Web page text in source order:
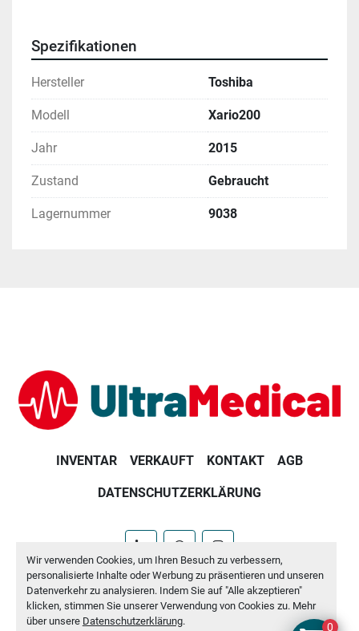
Wir verwenden Cookies, um Ihren Besuch zu verbessern,
personalisierte Inhalte oder Werbung zu präsentieren und unseren
Datenverkehr zu analysieren. Indem Sie auf "Alle akzeptieren"
klicken, stimmen Sie unserer Verwendung von Cookies zu. Mehr
über unsere Datenschutzerklärung.
Spezifikationen
Hersteller Toshiba
Modell Xario200
Jahr 2015
Zustand Gebraucht
Lagernummer 9038
INVENTAR VERKAUFT KONTAKT AGB
DATENSCHUTZERKLÄRUNG
linkedinwhatsappinstagram
Machinio System-Website vonMachinio
Cookie-Einstellungen
0